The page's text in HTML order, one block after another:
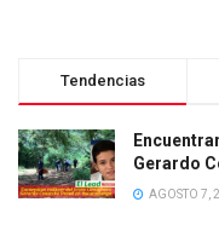
Tendencias
Gerardo
AGOSTO 7,